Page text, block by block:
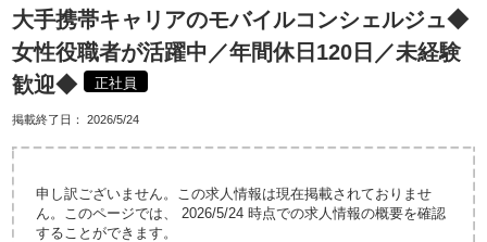
大手携帯キャリアのモバイルコンシェルジュ◆
女性役職者が活躍中／年間休日120日／未経験
歓迎◆
正社員
掲載終了日： 2026/5/24
申し訳ございません。この求人情報は現在掲載されておりませ
ん。このページでは、 2026/5/24 時点での求人情報の概要を確認
することができます。